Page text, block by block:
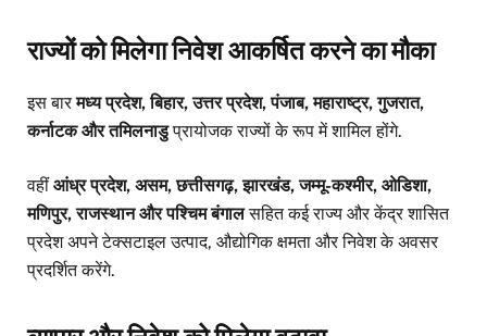
राज्यों को मिलेगा निवेश आकर्षित करने का मौका
इस बारमध्य प्रदेश, बिहार, उत्तर प्रदेश, पंजाब, महाराष्ट्र, गुजरात,
कर्नाटक और तमिलनाडुप्रायोजक राज्यों के रूप में शामिल होंगे.
वहींआंध्र प्रदेश, असम, छत्तीसगढ़, झारखंड, जम्मू-कश्मीर, ओडिशा,
मणिपुर, राजस्थान और पश्चिम बंगालसहित कई राज्य और केंद्र शासित
प्रदेश अपने टेक्सटाइल उत्पाद, औद्योगिक क्षमता और निवेश के अवसर
प्रदर्शित करेंगे.